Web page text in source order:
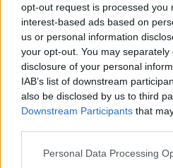
opt-out request is processed you
interest-based ads based on
us or personal information
your opt-out. You may
disclosure of your personal
IAB’s list of downstream
also be disclosed by us to third
Downstream Participants that
Please note that this website/app
Personal Data Processing